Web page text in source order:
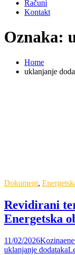
Računi
Kontakt
Oznaka:
Home
uklanjanje
Dokument,
Revidirani
Energetska
11/02/2026Kozina
uklanjanje dodataka